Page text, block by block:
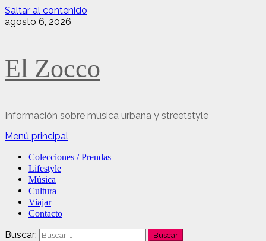
Saltar al contenido
agosto 6, 2026
El Zocco
Información sobre música urbana y streetstyle
Menú principal
Colecciones / Prendas
Lifestyle
Música
Cultura
Viajar
Contacto
Buscar: